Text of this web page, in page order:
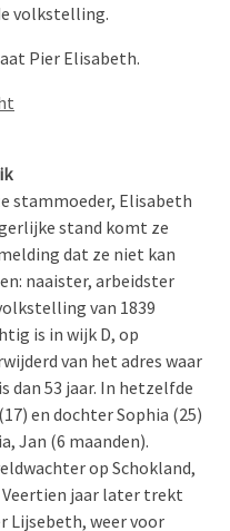
volkstelling.
Pier Elisabeth.
stammoeder, Elisabeth
stand komt ze
dat ze niet kan
naaister, arbeidster
van 1839
is in wijk D, op
van het adres waar
dan 53 jaar. In hetzelfde
en dochter Sophia (25)
Jan (6 maanden).
op Schokland,
jaar later trekt
Lijsebeth, weer voor